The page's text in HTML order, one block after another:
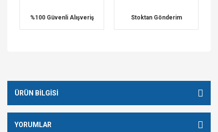
%100 Güvenli Alışveriş Stoktan Gönderim
ÜRÜN BILGISI
YORUMLAR